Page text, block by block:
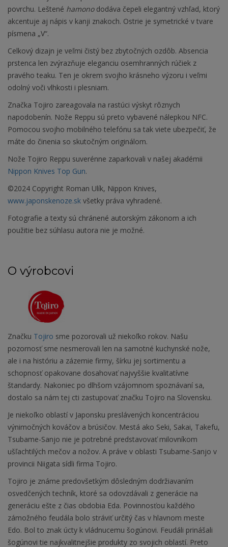
povrchu. Leštené hamonododáva čepeli elegantný vzhľad, ktorý
akcentuje aj nápis v kanji znakoch. Ostrie je symetrické v tvare
písmena „V“.
Celkový dizajn je veľmi čistý bez zbytočných ozdôb. Absencia
prstenca len zvýrazňuje eleganciu osemhranných rúčiek z
pravého teaku. Ten je okrem svojho krásneho výzoru i veľmi
odolný voči vlhkosti i plesniam.
Značka Tojiro zareagovala na rastúci výskyt rôznych
napodobenín. Nože Reppu sú preto vybavené nálepkou NFC.
Pomocou svojho mobilného telefónu sa tak viete ubezpečiť, že
máte do činenia so skutočným originálom.
Nože Tojiro Reppu suverénne zaparkovali v našej akadémii
Nippon Knives Top Gun.
©2024 Copyright Roman Ulík, Nippon Knives,
www.japonskenoze.sk všetky práva vyhradené.
Fotografie a texty sú chránené autorským zákonom a ich
použitie bez súhlasu autora nie je možné.
O výrobcovi
Značku Tojiro sme pozorovali už niekoľko rokov. Našu
pozornosť sme nesmerovali len na samotné kuchynské nože,
ale i na históriu a zázemie firmy, šírku jej sortimentu a
schopnosť opakovane dosahovať najvyššie kvalitatívne
štandardy. Nakoniec po dlhšom vzájomnom spoznávaní sa,
dostalo sa nám tej cti zastupovať značku Tojiro na Slovensku.
Je niekoľko oblastí v Japonsku preslávených koncentráciou
výnimočných kováčov a brúsičov. Mestá ako Seki, Sakai, Takefu,
Tsubame-Sanjo nie je potrebné predstavovať milovníkom
ušľachtilých mečov a nožov. A práve v oblasti Tsubame-Sanjo v
provincii Niigata sídli firma Tojiro.
Tojiro je známe predovšetkým dôsledným dodržiavaním
osvedčených techník, ktoré sa odovzdávali z generácie na
generáciu ešte z čias obdobia Eda. Povinnosťou každého
zámožného feudála bolo stráviť určitý čas v hlavnom meste
Edo. Bol to znak úcty k vládnucemu šogúnovi. Feudáli prinášali
šogúnovi tie najkvalitnejšie produkty zo svojich oblastí. Preto